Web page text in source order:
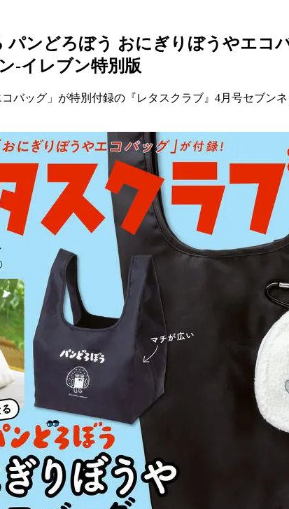
ンどろぼう おにぎりぼうやエコ
-イレブン特別版
バッグ」が特別付録の『レタスクラブ』4月号セブン